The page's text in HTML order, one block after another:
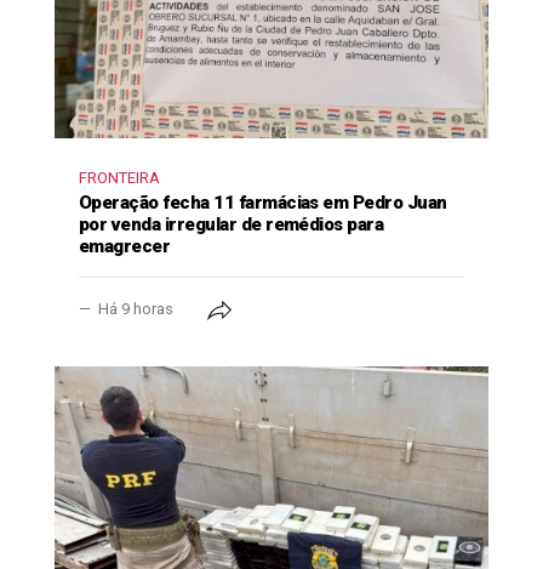
FRONTEIRA
Operação fecha 11 farmácias em Pedro Juan
por venda irregular de remédios para
emagrecer
Há 9 horas